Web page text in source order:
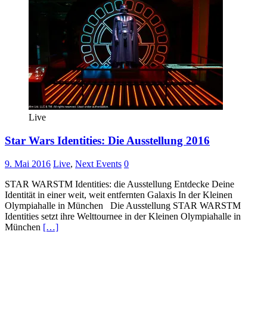
Live
Star Wars Identities: Die Ausstellung 2016
9. Mai 2016 Live, Next Events 0
STAR WARSTM Identities: die Ausstellung Entdecke Deine
Identität in einer weit, weit entfernten Galaxis In der Kleinen
Olympiahalle in München Die Ausstellung STAR WARSTM
Identities setzt ihre Welttournee in der Kleinen Olympiahalle in
München […]